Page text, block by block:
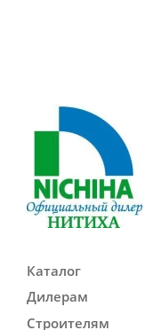
Каталог
Дилерам
Строителям